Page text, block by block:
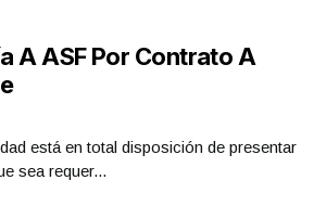
A ASF Por Contrato A
está en total disposición de presentar
sea requer...